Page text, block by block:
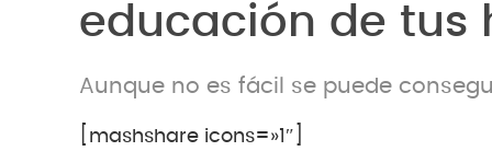
educación de tus
Aunque no es fácil se puede
[mashshare icons=»1″]